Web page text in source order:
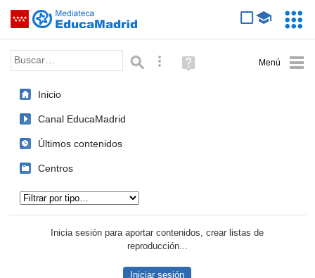
Saltar navegación
Palabra o frase: Búsqueda avanzada
Ayuda
(en
Inicio
Canal EducaMadrid
Últimos contenidos
Centros
Inicia sesión para aportar contenidos, crear listas de
reproducción...
Iniciar sesión